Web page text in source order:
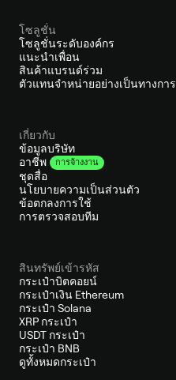
โซลูชั่น
โซลูชั่นระดับองค์กร
แนะนำเพื่อน
สินค้าแบรนด์ร่วม
ตัวแทนจำหน่ายอย่างเป็นทางการ
เกี่ยวกับ
ข้อมูลบริษัท
อาชีพ
การจ้างงาน
ชุดสื่อ
นโยบายความเป็นส่วนตัว
ข้อตกลงการใช้
การตรวจสอบทีม
สินทรัพย์เข้ารหัส
กระเป๋าบิตคอยน์
กระเป๋าเงิน Ethereum
กระเป๋า Solana
XRP กระเป๋า
USDT กระเป๋า
กระเป๋า BNB
ดูทั้งหมดกระเป๋า